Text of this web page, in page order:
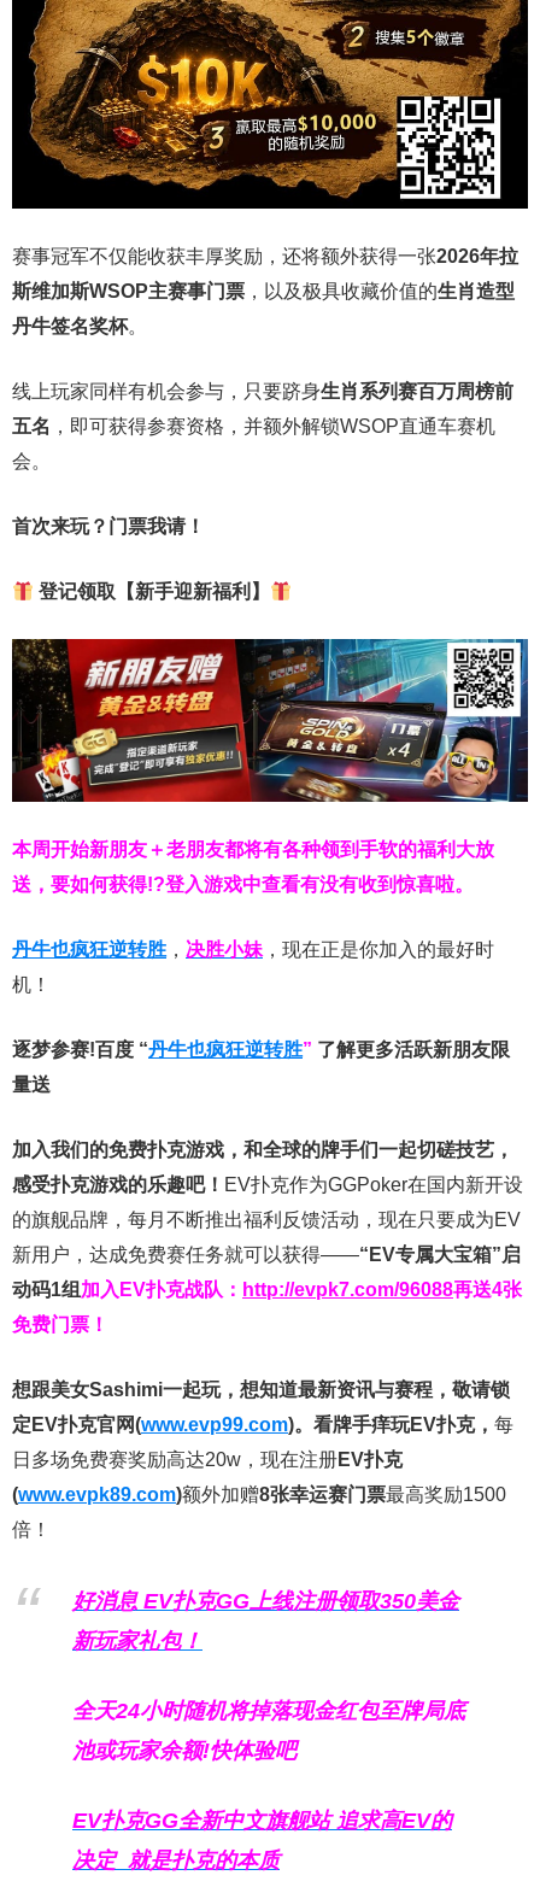
赛事冠军不仅能收获丰厚奖励，还将额外获得一张2026年拉
斯维加斯WSOP主赛事门票 ，以及极具收藏价值的生肖造型
丹牛签名奖杯。
线上玩家同样有机会参与，只要跻身生肖系列赛百万周榜前
五名 ，即可获得参赛资格，并额外解锁WSOP直通车赛机
会。
首次来玩？门票我请！
登记领取【新手迎新福利】
本周开始新朋友＋老朋友都将有各种领到手软的福利大放
送，要如何获得!?登入游戏中查看有没有收到惊喜啦。
丹牛也疯狂逆转胜 ， 决胜小妹 ，现在正是你加入的最好时
机！
逐梦参赛!百度 “丹牛也疯狂逆转胜” 了解更多活跃新朋友限
量送
加入我们的免费扑克游戏，和全球的牌手们一起切磋技艺，
感受扑克游戏的乐趣吧！ EV扑克作为GGPoker在国内新开设
的旗舰品牌，每月不断推出福利反馈活动，现在只要成为EV
新用户，达成免费赛任务就可以获得——“EV专属大宝箱”启
动码1组 加入EV扑克战队： http://evpk7.com/96088再送4张
免费门票！
想跟美女Sashimi一起玩， 想知道最新资讯与赛程， 敬请锁
定EV扑克官网(www.evp99.com)。 看牌手痒玩EV扑克， 每
日多场免费赛奖励高达20w，现在注册EV扑克
(www.evpk89.com)额外加赠8张幸运赛门票最高奖励1500
倍！
好消息 EV扑克GG上线注册领取350美金
新玩家礼包！
全天24小时随机将掉落现金红包至牌局底
池或玩家余额!快体验吧
EV扑克GG全新中文旗舰站追求高EV的
决定 就是扑克的本质